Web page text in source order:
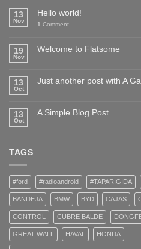
13
Nov
Hello world!
1 Comment
19
Nov
Welcome to Flatsome
13
Oct
Just another post with A
13
Oct
A Simple Blog Post
TAGS
#ford #radioandroid #TAPARIGIDA
BANDEJA BMW BYD CAJAS
CONTROL CUBRE BALDE
GREAT WALL HAVAL HONDA